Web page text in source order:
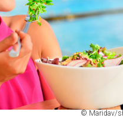
© Maridav/